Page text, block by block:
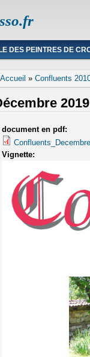
DES PEINTRES DE
Vous êtes ici
Accueil » Confluents
2019
document en pdf:
Vignette: